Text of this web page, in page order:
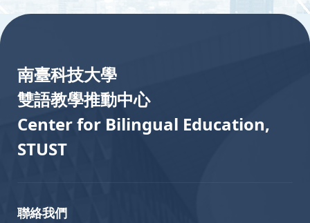
南臺科技大學
雙語教學推動中心
Center for Bilingual Education,
STUST
聯絡我們